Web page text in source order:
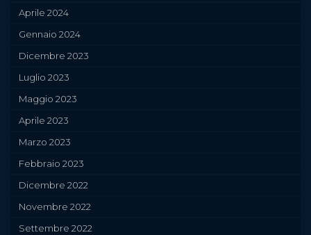
Aprile 2024
Gennaio 2024
Dicembre 2023
Luglio 2023
Maggio 2023
Aprile 2023
Marzo 2023
Febbraio 2023
Dicembre 2022
Novembre 2022
Settembre 2022